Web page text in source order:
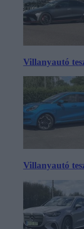
Villanyautó
Villanyautó